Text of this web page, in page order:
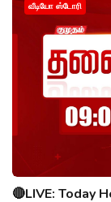
வீடியோ ஸ்டோரி
🔴LIVE: Today